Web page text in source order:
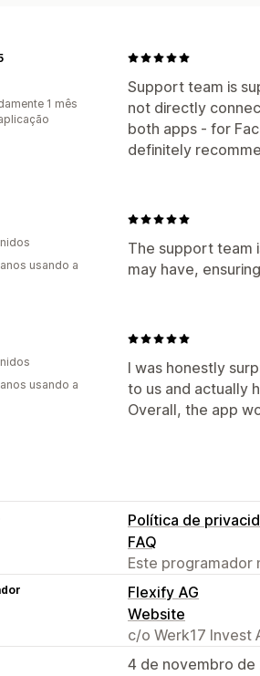
Support team is
not directly
both apps - for
definitely
1 mês
The support team
may have,
usando a
I was honestly
to us and actually
Overall, the app
usando a
Política de
FAQ
Este programador
Flexify AG
Website
c/o Werk17 Invest
4 de novembro de